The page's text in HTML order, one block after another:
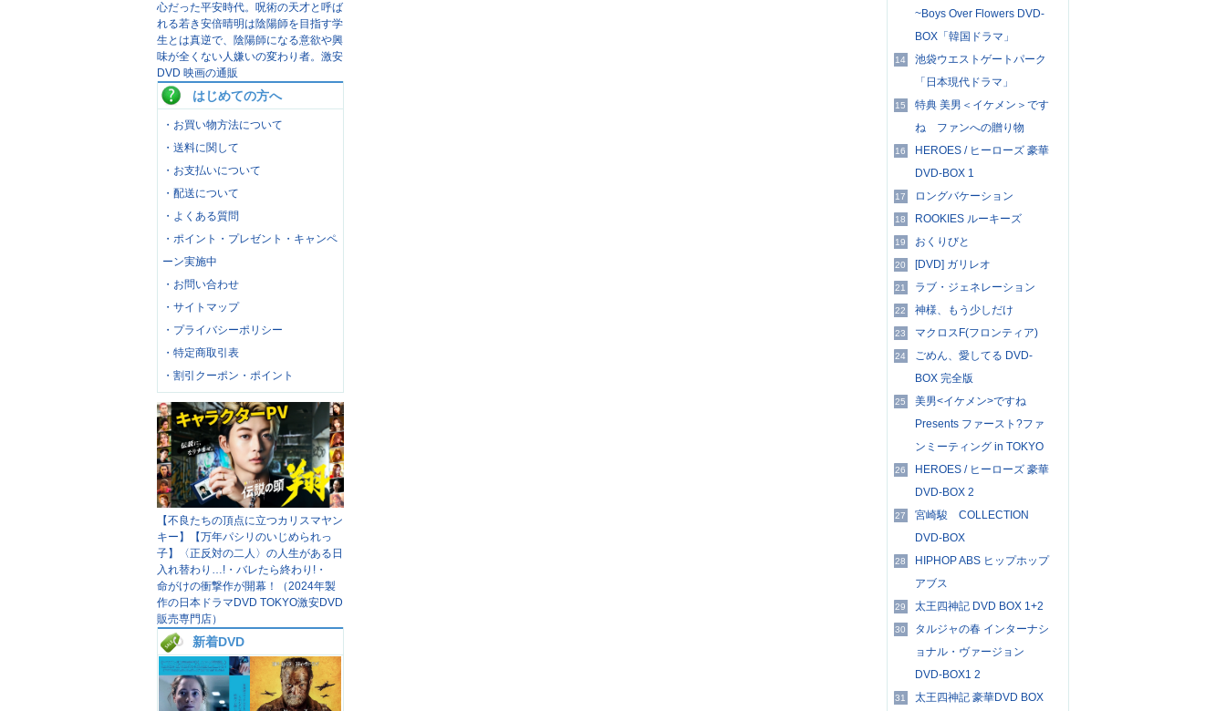
心だった平安時代。呪術の天才と呼ば
れる若き安倍晴明は陰陽師を目指す学
生とは真逆で、陰陽師になる意欲や興
味が全くない人嫌いの変わり者。 激安
DVD 映画の通販
はじめての方へ
・お買い物方法について
・送料に関して
・お支払いについて
・配送について
・よくある質問
・ポイント・プレゼント・キャンペ
ーン実施中
・お問い合わせ
・サイトマップ
・プライバシーポリシー
・特定商取引表
・割引クーポン・ポイント
【不良たちの頂点に立つカリスマヤン
キー】【万年パシリのいじめられっ
子】〈正反対の二人〉の人生がある日
入れ替わり…!・バレたら終わり!・
命がけの衝撃作が開幕！（2024年製
作の日本ドラマDVD TOKYO激安DVD
販売専門店）
新着DVD
~Boys Over Flowers DVD-
BOX「韓国ドラマ」
14
池袋ウエストゲートパーク
「日本現代ドラマ」
15
特典 美男＜イケメン＞です
ね ファンへの贈り物
16
HEROES / ヒーローズ 豪華
DVD-BOX 1
17 ロングバケーション
18 ROOKIES ルーキーズ
19 おくりびと
20 [DVD] ガリレオ
21 ラブ・ジェネレーション
22 神様、もう少しだけ
23 マクロスF(フロンティア)
24
ごめん、愛してる DVD-
BOX 完全版
25
美男<イケメン>ですね
Presents ファースト?ファ
ンミーティング in TOKYO
26
HEROES / ヒーローズ 豪華
DVD-BOX 2
27
宮崎駿 COLLECTION
DVD-BOX
28
HIPHOP ABS ヒップホップ
アブス
29 太王四神記 DVD BOX 1+2
30
タルジャの春 インターナシ
ョナル・ヴァージョン
DVD-BOX1 2
31
太王四神記 豪華DVD BOX